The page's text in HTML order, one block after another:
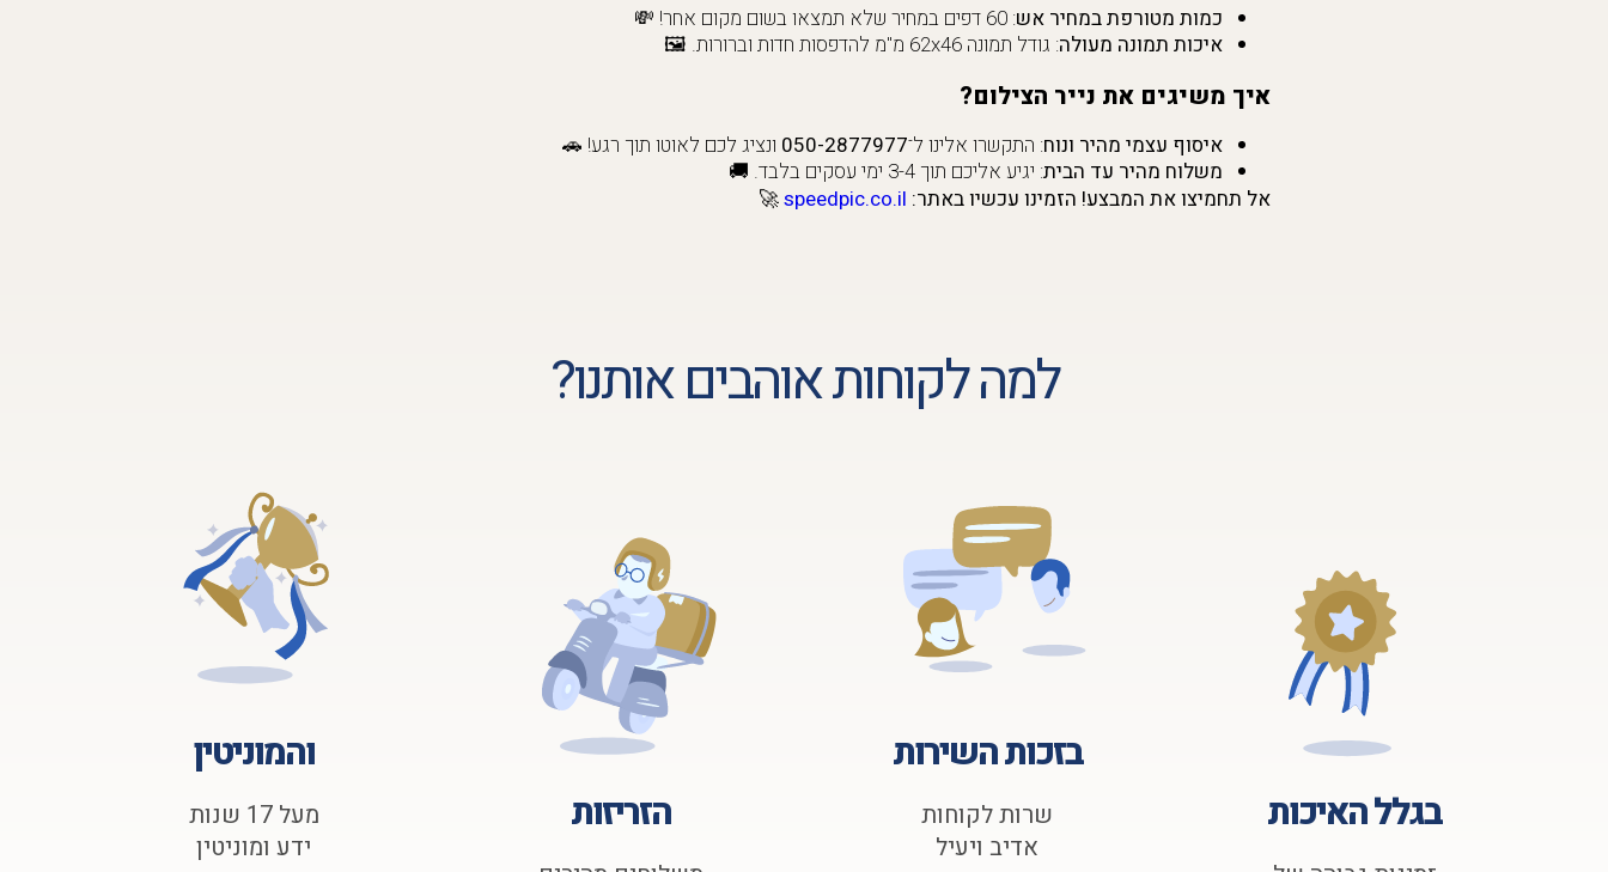
כמות מטורפת במחיר אש: 60 דפים במחיר שלא תמצאו בשום מקום אחר! 💸
איכות תמונה מעולה: גודל תמונה 62x46 מ"מ להדפסות חדות וברורות. 🖼️
איך משיגים את נייר הצילום?
איסוף עצמי מהיר ונוח: התקשרו אלינו ל־050-2877977 ונציג לכם לאוטו תוך רגע! 🚗
משלוח מהיר עד הבית: יגיע אליכם תוך 3-4 ימי עסקים בלבד. 🚚
אל תחמיצו את המבצע! הזמינו עכשיו באתר: speedpic.co.il
🚀
למה לקוחות אוהבים אותנו?
בגלל האיכות
בזכות השירות
שרות לקוחות
אדיב ויעיל
הזריזות
והמוניטין
מעל 17 שנות
ידע ומוניטין